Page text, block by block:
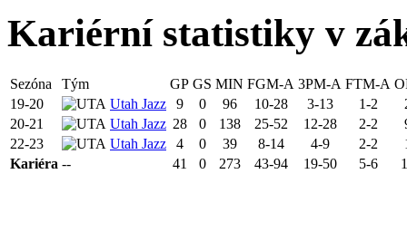
Kariérní statistiky v
Sezóna Tým GP GS MIN FGM-A 3PM-A FTM-A
19-20
Utah Jazz 9 0 96 10-28 3-13 1-2
20-21
Utah Jazz 28 0 138 25-52 12-28 2-2
22-23
Utah Jazz 4 0 39 8-14 4-9 2-2
Kariéra -- 41 0 273 43-94 19-50 5-6